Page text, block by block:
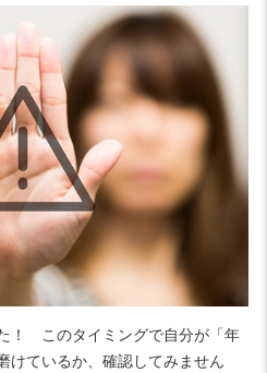
！ このタイミングで自分が「年
けているか、確認してみません